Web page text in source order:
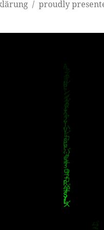
proudly